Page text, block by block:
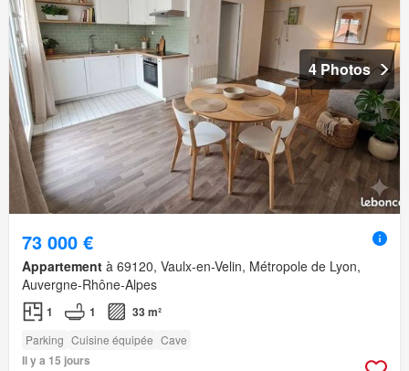
4 Photos
73 000 €
Appartement à 69120, Vaulx-en-Velin, Métropole de Lyon,
Auvergne-Rhône-Alpes
1 1 33 m²
Parking Cuisine équipée Cave
Il y a 15 jours